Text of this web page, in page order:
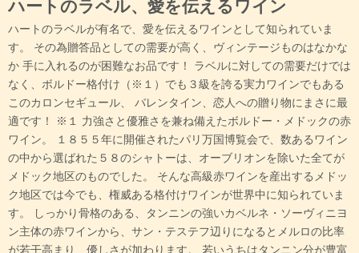
ハートのラベル、愛を伝えるワイン
ハートのラベルが有名で、愛を伝えるワインとして知られていま
す。 その為贈答品としての需要が高く、ヴィンテージものはなかな
か 手に入れるのが困難なお品です！ ラベルに対しての需要だけでは
なく、ボルドー格付け（※１）でも３級を誇る実力ワインでもある
このカロンセギュール、 バレンタイン、恋人への贈り物にまさに最
適です！ ※１ 力強さと優雅さを兼ね備えたボルドー・メドックの赤
ワイン。 １８５５年に開催されたパリ万国博覧会で、数あるワイン
の中から選ばれた５８のシャトーは、オーブリオンを除いた全てが
メドック地区のものでした。 そんな高級赤ワインを産出するメドッ
ク地区では今でも、権威ある格付けワインが世界中に知られていま
す。 しっかり骨格のある、タンニンの強いカベルネ・ソーヴィニヨ
ン主体の赤ワインから、サン・テステフ辺りになるとメルロの比率
が若干高まり、優しさが加わります。 若いうちはタンニン分が豊富